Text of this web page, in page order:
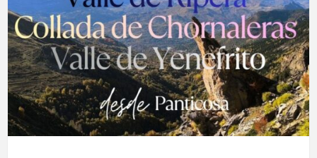
Desde
el
Parkin
d`Aneou"